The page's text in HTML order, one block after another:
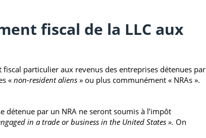
fiscal de la LLC aux
particulier aux revenus des entreprises détenues par
« non-resident aliens » ou plus communément « NRAs ».
détenue par un NRA ne seront soumis à l’impôt
in a trade or business in the United States ». On